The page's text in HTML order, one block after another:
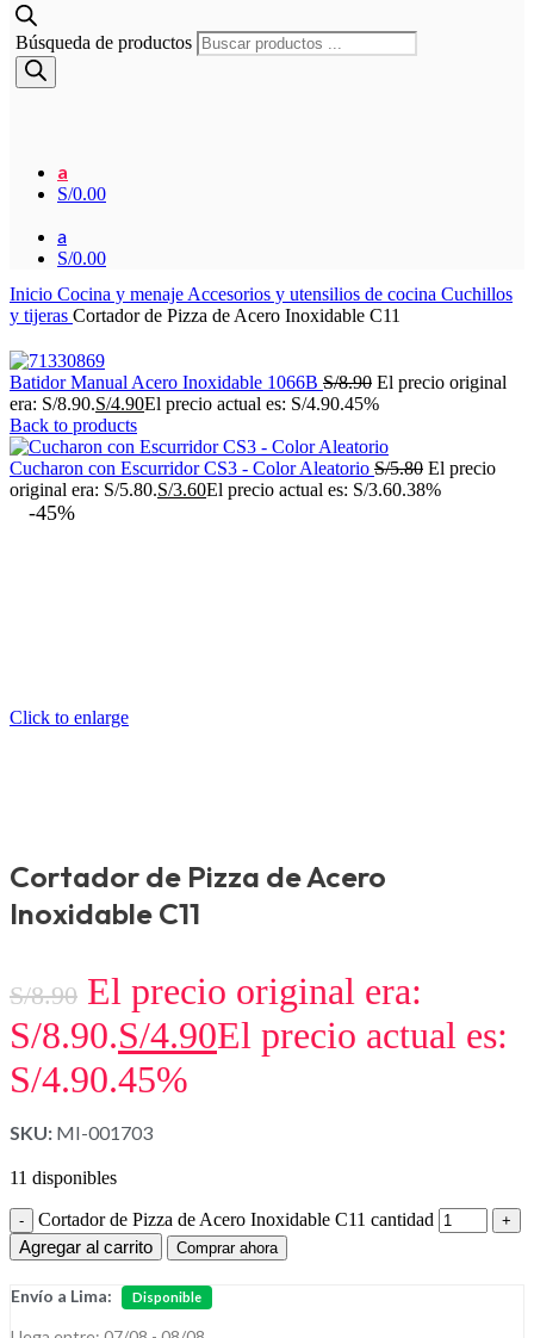
Búsqueda de productos
a
S/0.00
a
S/0.00
Inicio Cocina y menaje Accesorios y utensilios de cocina Cuchillos
y tijeras Cortador de Pizza de Acero Inoxidable C11
Batidor Manual Acero Inoxidable 1066B S/8.90 El precio original
era: S/8.90.S/4.90El precio actual es: S/4.90.45%
Back to products
Cucharon con Escurridor CS3 - Color Aleatorio S/5.80 El precio
original era: S/5.80.S/3.60El precio actual es: S/3.60.38%
-45%
Click to enlarge
Cortador de Pizza de Acero
Inoxidable C11
S/8.90 El precio original era:
S/8.90.S/4.90El precio actual es:
S/4.90.45%
SKU: MI-001703
11 disponibles
Cortador de Pizza de Acero Inoxidable C11 cantidad
Agregar al carrito
Comprar ahora
Envío a Lima: Disponible